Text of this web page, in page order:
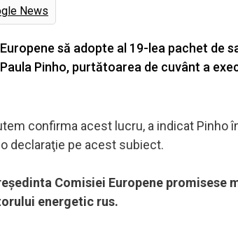
News
să adopte al 19-lea pachet de
Pinho, purtătoarea de cuvânt a
confirma acest lucru, a indicat Pinho
declaraţie pe acest subiect.
Comisiei Europene promisese
energetic rus.